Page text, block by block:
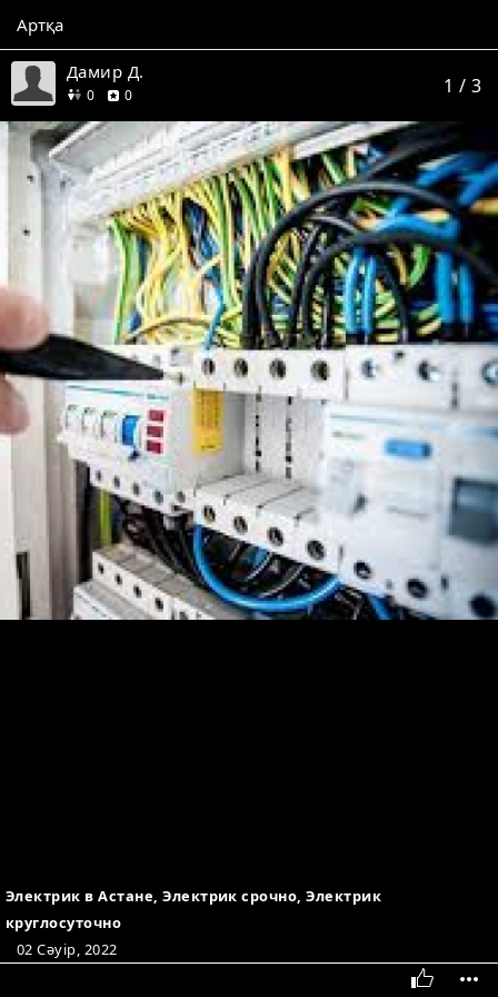
Артқа
Дамир Д.
0дос 0пікір 1 / 3
Электрик в Астане, Электрик срочно, Электрик
круглосуточно
02 Сәуір, 2022